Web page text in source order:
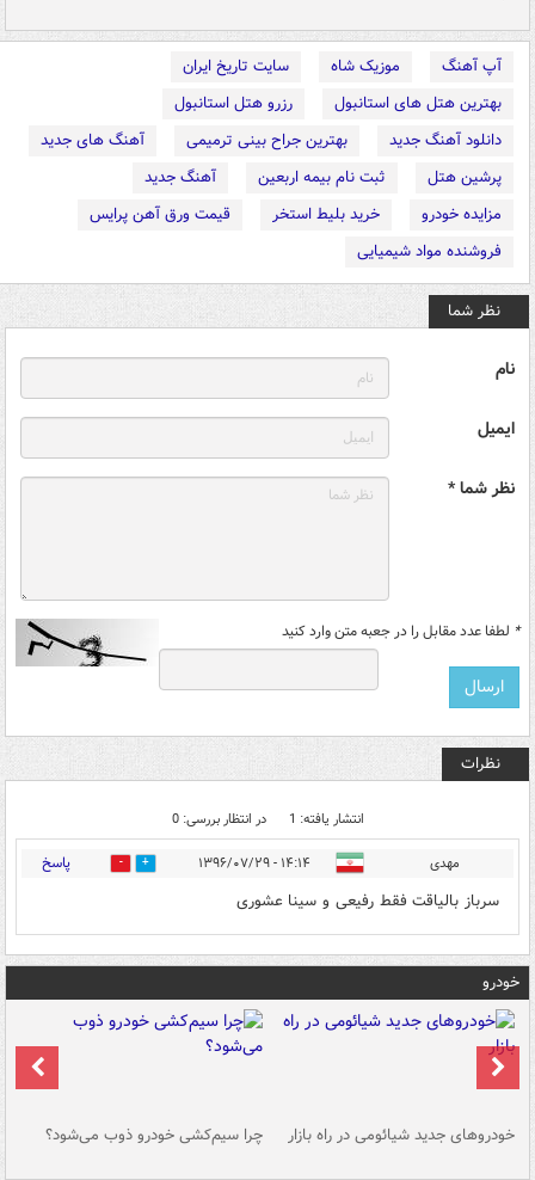
آپ آهنگ موزیک شاه
سایت تاریخ ایران
بهترین هتل های استانبول
رزرو هتل استانبول
دانلود آهنگ جدید
بهترین جراح بینی ترمیمی
آهنگ های جدید
پرشین هتل
ثبت نام بیمه اربعین
آهنگ جدید
مزایده خودرو
خرید بلیط استخر
قیمت ورق آهن پرایس
فروشنده مواد شیمیایی
نظر شما
نام
ایمیل
نظر شما *
* لطفا عدد مقابل را در جعبه متن وارد کنید
نظرات
انتشار یافته: 1 در انتظار بررسی: 0
مهدی ۱۴:۱۴ - ۱۳۹۶/۰۷/۲۹ 0 پاسخ
سرباز بالیاقت فقط رفیعی و سینا عشوری
خودرو
خودروهای جدید شیائومی در راه بازار چرا سیم‌کشی خودرو ذوب می‌شود؟